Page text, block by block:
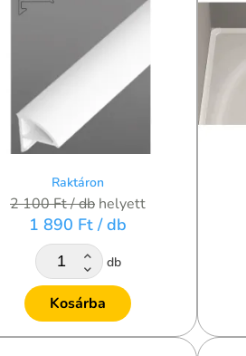
Raktáron
2 100 Ft/ db helyett
1 890 Ft / db
db
Kosárba